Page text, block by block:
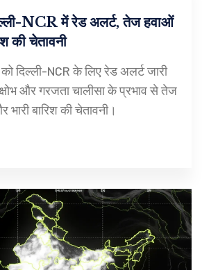
NCR में रेड अलर्ट, तेज हवाओं
की चेतावनी
दिल्ली-NCR के लिए रेड अलर्ट जारी
और गरजता चालीसा के प्रभाव से तेज
बारिश की चेतावनी।